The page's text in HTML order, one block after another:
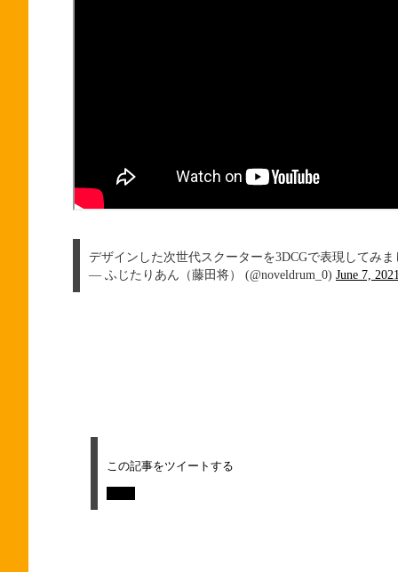
デザインした次世代スクーターを3DCGで表現してみ
— ふじたりあん（藤田将） (@noveldrum_0) June 7, 2021
この記事をツイートする